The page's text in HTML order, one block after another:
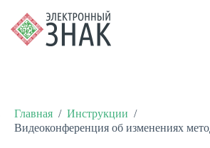
Главная / Инструкции /
Видеоконференция об изменениях